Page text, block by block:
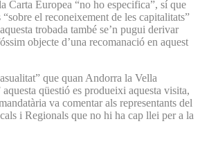
Carta Europea “no ho especifica”, sí que
“sobre el reconeixement de les capitalitats”
trobada també se’n pugui derivar
objecte d’una recomanació en aquest
que quan Andorra la Vella
qüestió es produeixi aquesta visita,
va comentar als representants del
i Regionals que no hi ha cap llei per a la